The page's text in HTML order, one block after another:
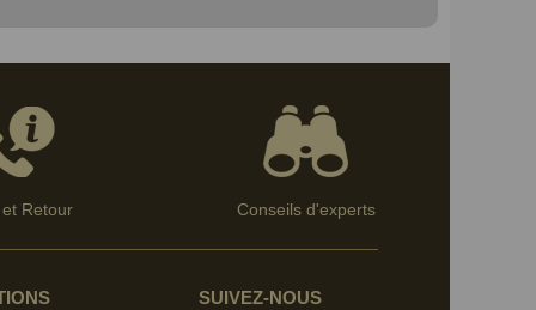
et Retour Conseils d'experts
SUIVEZ-NOUS